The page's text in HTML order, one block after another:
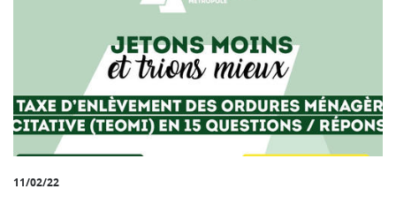
11/02/22